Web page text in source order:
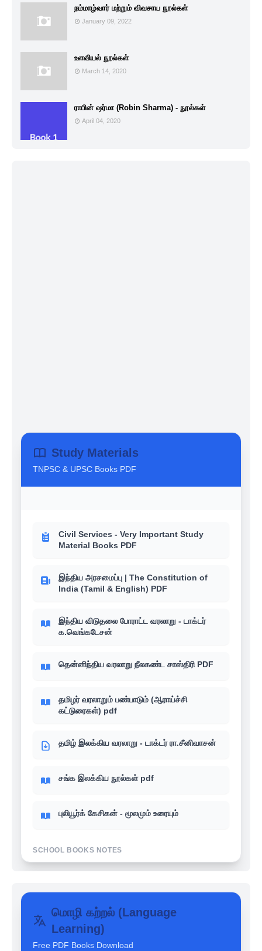
நம்மாழ்வார் மற்றும் விவசாய நூல்கள்
January 09, 2022
உளவியல் நூல்கள்
March 14, 2020
ராபின் ஷர்மா (Robin Sharma) - நூல்கள்
April 04, 2020
Study Materials
TNPSC & UPSC Books PDF
Civil Services - Very Important Study
Material Books PDF
இந்திய அரசமைப்பு | The Constitution of
India (Tamil & English) PDF
இந்திய விடுதலை போராட்ட வரலாறு - டாக்டர்
க.வெங்கடேசன்
தென்னிந்திய வரலாறு நீலகண்ட சாஸ்திரி PDF
தமிழர் வரலாறும் பண்பாடும் (ஆராய்ச்சி
கட்டுரைகள்) pdf
தமிழ் இலக்கிய வரலாறு - டாக்டர் ரா.சீனிவாசன்
சங்க இலக்கிய நூல்கள் pdf
புலியூர்க் கேசிகன் - மூலமும் உரையும்
SCHOOL BOOKS NOTES
books வரலாறு (History)
உங்களுக்கு தெரியுமா? - 6th-12th School
books பொருளாதாரம் (Economics)
மொழி கற்றல் (Language
Learning)
Free PDF Books Download